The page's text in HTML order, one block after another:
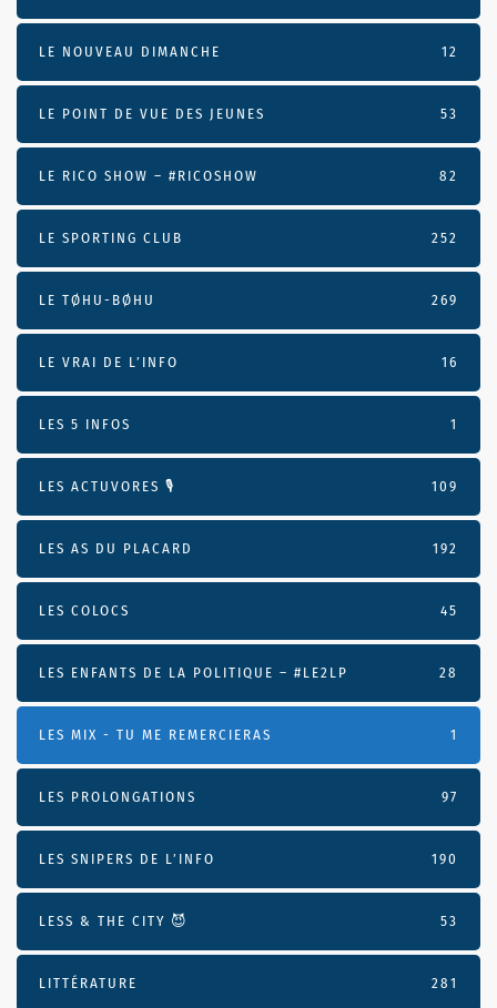
LE NOUVEAU DIMANCHE 12
LE POINT DE VUE DES JEUNES 53
LE RICO SHOW – #RICOSHOW 82
LE SPORTING CLUB 252
LE TØHU-BØHU 269
LE VRAI DE L’INFO 16
LES 5 INFOS 1
LES ACTUVORES 🎙 109
LES AS DU PLACARD 192
LES COLOCS 45
LES ENFANTS DE LA POLITIQUE – #LE2LP 28
LES MIX - TU ME REMERCIERAS 1
LES PROLONGATIONS 97
LES SNIPERS DE L’INFO 190
LESS & THE CITY 😈 53
LITTÉRATURE 281